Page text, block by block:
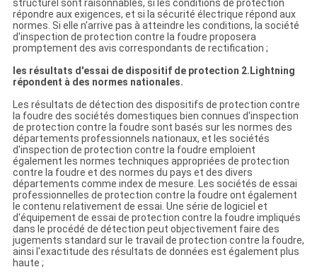
structurel sont raisonnables, si les conditions de protection
répondre aux exigences, et si la sécurité électrique répond aux
normes. Si elle n'arrive pas à atteindre les conditions, la société
d'inspection de protection contre la foudre proposera
promptement des avis correspondants de rectification ;
les résultats d'essai de dispositif de protection 2.Lightning
répondent à des normes nationales.
Les résultats de détection des dispositifs de protection contre
la foudre des sociétés domestiques bien connues d'inspection
de protection contre la foudre sont basés sur les normes des
départements professionnels nationaux, et les sociétés
d'inspection de protection contre la foudre emploient
également les normes techniques appropriées de protection
contre la foudre et des normes du pays et des divers
départements comme index de mesure. Les sociétés de essai
professionnelles de protection contre la foudre ont également
le contenu relativement de essai. Une série de logiciel et
d'équipement de essai de protection contre la foudre impliqués
dans le procédé de détection peut objectivement faire des
jugements standard sur le travail de protection contre la foudre,
ainsi l'exactitude des résultats de données est également plus
haute ;